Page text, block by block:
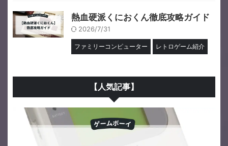
熱血硬派くにおくん徹底攻略ガイド
2026/7/31
ファミリーコンピューター レトロゲーム紹介
【人気記事】